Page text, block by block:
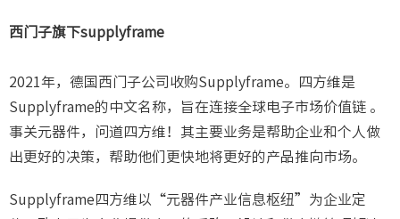
西门子旗下supplyframe
2021年，德国西门子公司收购Supplyframe。四方维是
Supplyframe的中文名称，旨在连接全球电子市场价值链 。
事关元器件，问道四方维！其主要业务是帮助企业和个人做
出更好的决策，帮助他们更快地将更好的产品推向市场。
Supplyframe四方维以“元器件产业信息枢纽”为企业定